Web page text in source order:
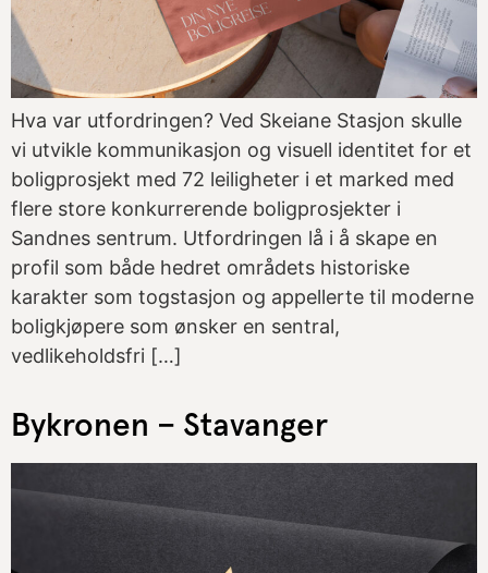
Hva var utfordringen? Ved Skeiane Stasjon skulle
vi utvikle kommunikasjon og visuell identitet for et
boligprosjekt med 72 leiligheter i et marked med
flere store konkurrerende boligprosjekter i
Sandnes sentrum. Utfordringen lå i å skape en
profil som både hedret områdets historiske
karakter som togstasjon og appellerte til moderne
boligkjøpere som ønsker en sentral,
vedlikeholdsfri […]
Bykronen – Stavanger